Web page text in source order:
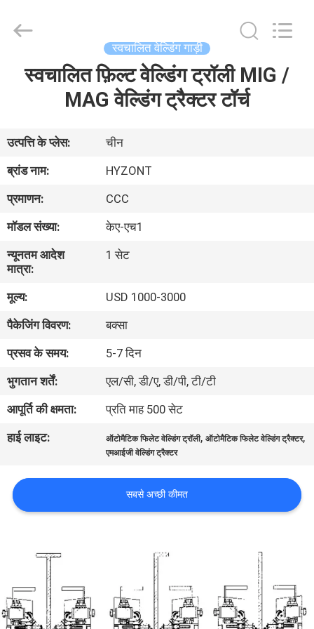
वीडियो
हमारे
बारे
में
कारखाना
भ्रमण
गुणवत्ता
नियंत्रण
एक
अनुरोध
साइटमैप
Technologies
Co.,Ltd..
स्वचालित वेल्डिंग गाड़ी
स्वचालित फ़िल्ट वेल्डिंग ट्रॉली MIG /
MAG वेल्डिंग ट्रैक्टर टॉर्च
उत्पत्ति के प्लेस:
चीन
ब्रांड नाम:
HYZONT
प्रमाणन:
CCC
मॉडल संख्या:
केए-एच1
न्यूनतम आदेश
मात्रा:
1 सेट
मूल्य:
USD 1000-3000
पैकेजिंग विवरण:
बक्सा
प्रसव के समय:
5-7 दिन
भुगतान शर्तें:
एल/सी, डी/ए, डी/पी, टी/टी
आपूर्ति की क्षमता:
प्रति माह 500 सेट
हाई लाइट:
ऑटोमैटिक फिलेट वेल्डिंग ट्रॉली,ऑटोमैटिक फिलेट वेल्डिंग ट्रैक्टर,
एमआईजी वेल्डिंग ट्रैक्टर
सबसे अच्छी कीमत